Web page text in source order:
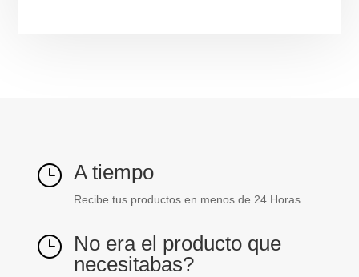
} A tiempo
Recibe tus productos en menos de 24 Horas
} No era el producto que
necesitabas?